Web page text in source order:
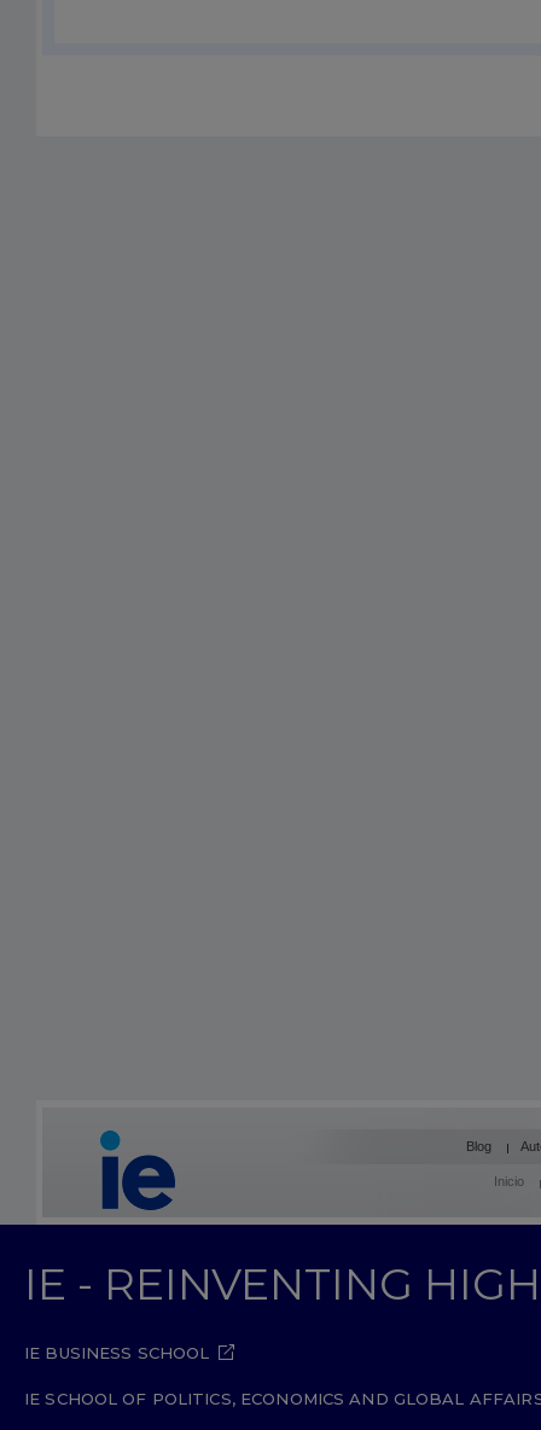
Blog
Inicio
IE - REINVENTING
IE BUSINESS SCHOOL
IE SCHOOL OF POLITICS, ECONOMICS AND GLOBAL